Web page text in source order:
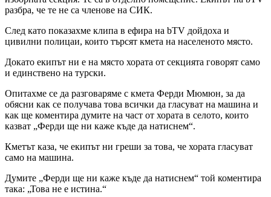
разбра, че те не са членове на СИК.
След като показахме клипа в ефира на bTV дойдоха и
цивилни полицаи, които търсят кмета на населеното място.
Докато екипът ни е на място хората от секцията говорят само
и единствено на турски.
Опитахме се да разговаряме с кмета Ферди Мюмюн, за да
обясни как се получава това всички да гласуват на машина и
как ще коментира думите на част от хората в селото, които
казват „Ферди ще ни каже къде да натиснем“.
Кметът каза, че екипът ни греши за това, че хората гласуват
само на машина.
Думите „Ферди ще ни каже къде да натиснем“ той коментира
така: „Това не е истина.“